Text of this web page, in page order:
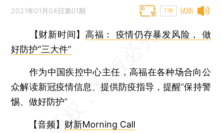
试听
2021年01月04日第01期 T中
【财新时间】 高福： 疫情仍存暴发风险， 做
好防护“三大件”
作为中国疾控中心主任，高福在各种场合向公
众解读新冠疫情信息、提供防疫指导，提醒“保持警
惕、做好防护”
【音频】 财新Morning Call